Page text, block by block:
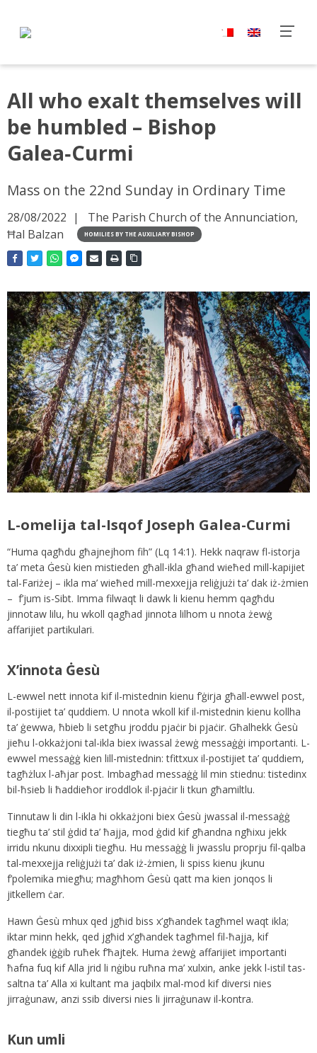
All who exalt themselves will
be humbled – Bishop
Galea‑Curmi
Mass on the 22nd Sunday in Ordinary Time
28/08/2022
The Parish Church of the Annunciation,
Ħal Balzan
HOMILIES BY THE AUXILIARY BISHOP
L-omelija tal-Isqof Joseph Galea-Curmi
“Huma qagħdu għajnejhom fih” (Lq 14:1). Hekk naqraw fl-istorja
ta’ meta Ġesù kien mistieden għall-ikla għand wieħed mill-kapijiet
tal-Fariżej – ikla ma’ wieħed mill-mexxejja reliġjużi ta’ dak iż-żmien
– f’jum is-Sibt. Imma filwaqt li dawk li kienu hemm qagħdu
jinnotaw lilu, hu wkoll qagħad jinnota lilhom u nnota żewġ
affarijiet partikulari.
X’innota Ġesù
L-ewwel nett innota kif il-mistednin kienu f’ġirja għall-ewwel post,
il-postijiet ta’ quddiem. U nnota wkoll kif il-mistednin kienu kollha
ta’ ġewwa, ħbieb li setgħu jroddu pjaċir bi pjaċir. Għalhekk Ġesù
jieħu l-okkażjoni tal-ikla biex iwassal żewġ messaġġi importanti. L-
ewwel messaġġ kien lill-mistednin: tfittxux il-postijiet ta’ quddiem,
tagħżlux l-aħjar post. Imbagħad messaġġ lil min stiednu: tistedinx
bil-ħsieb li ħaddieħor iroddlok il-pjaċir li tkun għamiltlu.
Tinnutaw li din l-ikla hi okkażjoni biex Ġesù jwassal il-messaġġ
tiegħu ta’ stil ġdid ta’ ħajja, mod ġdid kif għandna ngħixu jekk
irridu nkunu dixxipli tiegħu. Hu messaġġ li jwasslu proprju fil-qalba
tal-mexxejja reliġjużi ta’ dak iż-żmien, li spiss kienu jkunu
f’polemika miegħu; magħhom Ġesù qatt ma kien jonqos li
jitkellem ċar.
Hawn Ġesù mhux qed jgħid biss x’għandek tagħmel waqt ikla;
iktar minn hekk, qed jgħid x’għandek tagħmel fil-ħajja, kif
għandek iġġib ruħek f’ħajtek. Huma żewġ affarijiet importanti
ħafna fuq kif Alla jrid li nġibu ruħna ma’ xulxin, anke jekk l-istil tas-
saltna ta’ Alla xi kultant ma jaqbilx mal-mod kif diversi nies
jirraġunaw, anzi ssib diversi nies li jirraġunaw il-kontra.
Kun umli